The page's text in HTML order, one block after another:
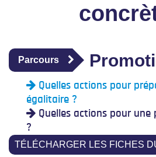
Parcours
Quelles actions pour
égalitaire ?
Quelles actions pour
?
TÉLÉCHARGER LES FICHES